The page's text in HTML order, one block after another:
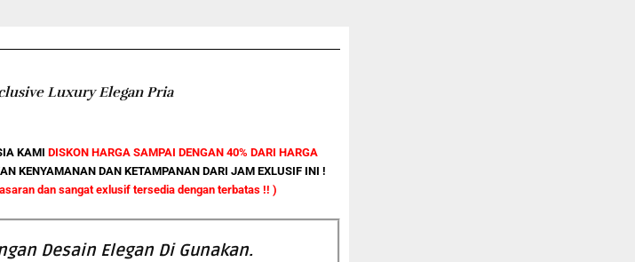
Luxury Elegan Pria
KAMI DISKON HARGA SAMPAI DENGAN 40% DARI HARGA
KENYAMANAN DAN KETAMPANAN DARI JAM EXLUSIF INI !
dan sangat exlusif tersedia dengan terbatas !! )
Desain Elegan Di Gunakan.